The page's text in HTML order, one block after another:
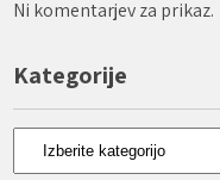
Ni komentarjev za prikaz.
Kategorije
Kategorije